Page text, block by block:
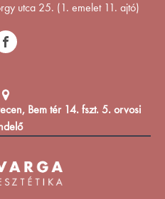
utca 25. (1. emelet 11. ajtó)
Bem tér 14. fszt. 5. orvosi